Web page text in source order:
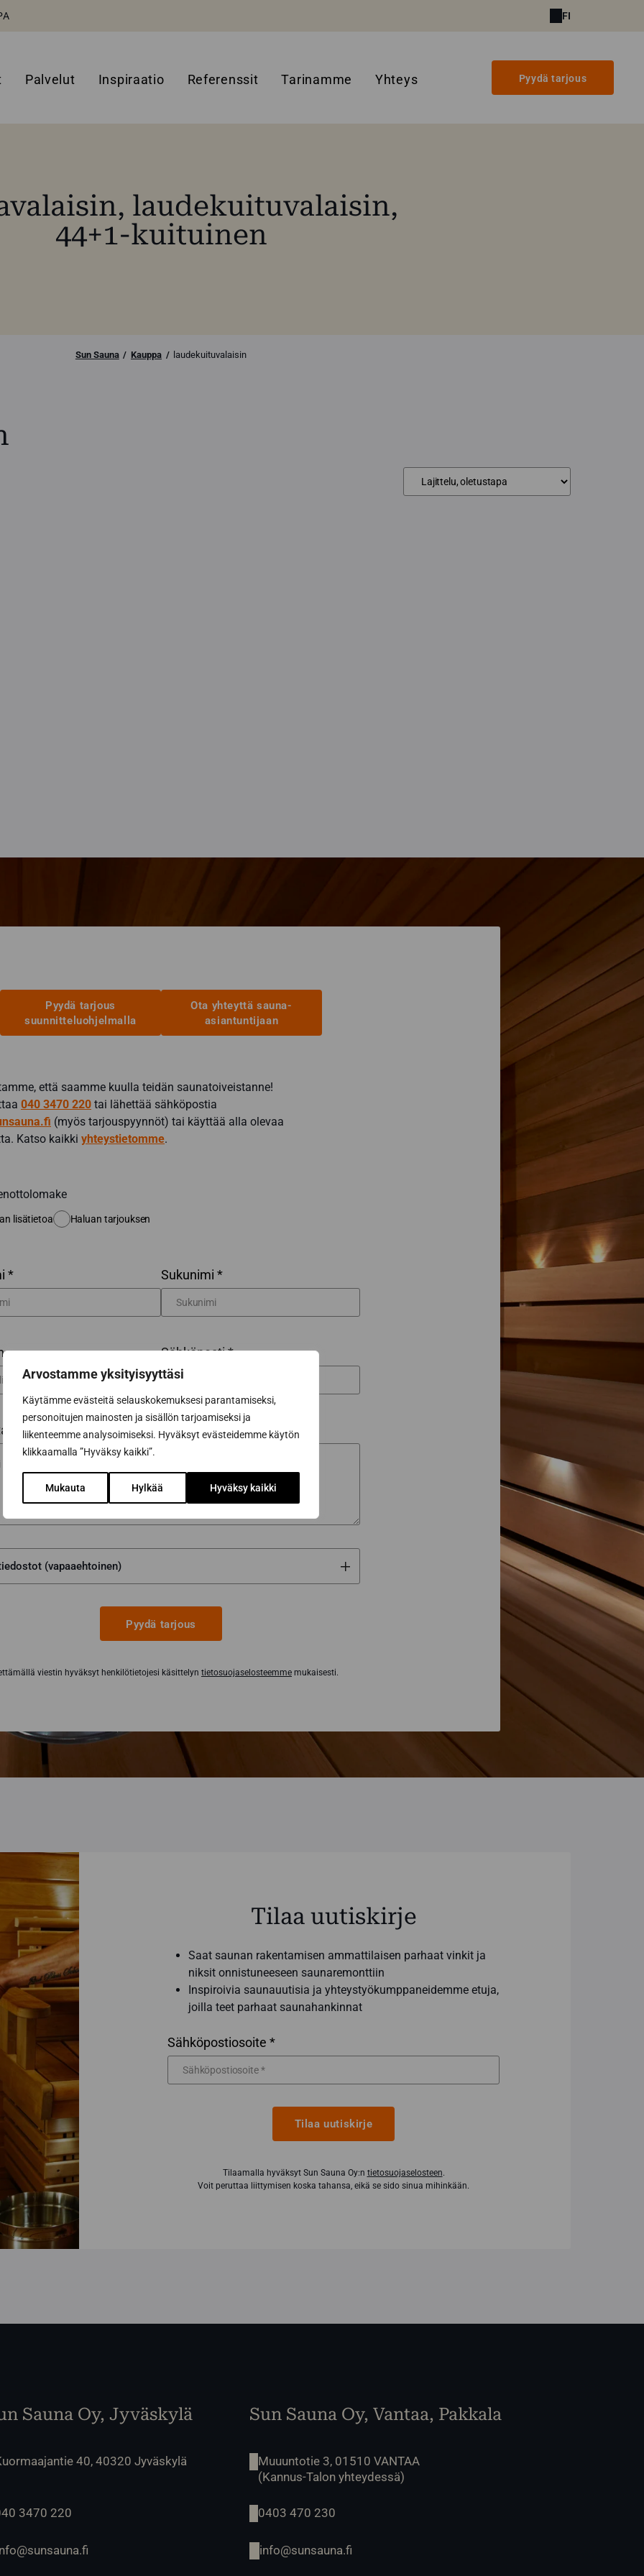
Arvostamme yksityisyyttäsi
Käytämme evästeitä selauskokemuksesi parantamiseksi,
personoitujen mainosten ja sisällön tarjoamiseksi ja
liikenteemme analysoimiseksi. Hyväksyt evästeidemme käytön
klikkaamalla ”Hyväksy kaikki”.
Mukauta Hylkää Hyväksy kaikki
FI
Palvelut Inspiraatio Referenssit Tarinamme Yhteys Pyydä tarjous
laudekuituvalaisin,
44+1-kuituinen
Sun Sauna Kauppa laudekuituvalaisin
Pyydä tarjous
suunnitteluohjelmalla
Ota yhteyttä sauna-
asiantuntijaan
että saamme kuulla teidän saunatoiveistanne!
040 3470 220 tai lähettää sähköpostia
(myös tarjouspyynnöt) tai käyttää alla olevaa
Katso kaikki yhteystietomme.
lisätietoa Haluan tarjouksen
* Sukunimi *
Sähköposti *
lisätiedot...
Pyydä tarjous
viestin hyväksyt henkilötietojesi käsittelyn tietosuojaselosteemme mukaisesti.
Tilaa uutiskirje
Saat saunan rakentamisen ammattilaisen parhaat vinkit ja
niksit onnistuneeseen saunaremonttiin
Inspiroivia saunauutisia ja yhteystyökumppaneidemme etuja,
joilla teet parhaat saunahankinnat
Sähköpostiosoite *
Tilaa uutiskirje
Tilaamalla hyväksyt Sun Sauna Oy:n tietosuojaselosteen.
Voit peruttaa liittymisen koska tahansa, eikä se sido sinua mihinkään.
Sauna Oy, Jyväskylä
40, 40320 Jyväskylä
3470 220
Sun Sauna Oy, Vantaa, Pakkala
Muuuntotie 3, 01510 VANTAA
(Kannus-Talon yhteydessä)
0403 470 230
info@sunsauna.fi